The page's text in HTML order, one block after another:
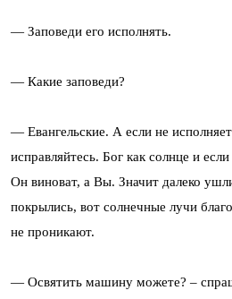
— Заповеди его исполнять.
— Какие заповеди?
— Евангельские. А если не
исправляйтесь. Бог как солнце и
Он виноват, а Вы. Значит далеко
покрылись, вот солнечные лучи
не проникают.
— Освятить машину можете? –